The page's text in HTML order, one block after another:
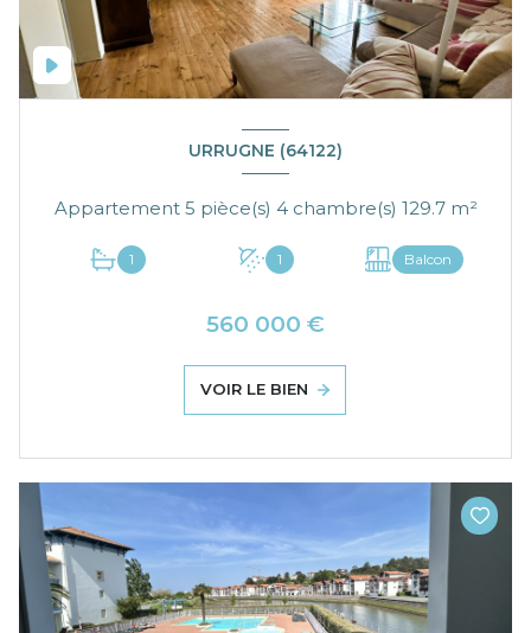
URRUGNE (64122)
Appartement 5 pièce(s) 4 chambre(s) 129.7 m²
1 1 Balcon
560 000 €
VOIR LE BIEN